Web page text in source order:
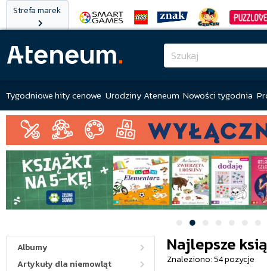
Strefa marek
Tygodniowe hity cenowe Urodziny Ateneum Nowości tygodnia
Albumy
Artykuły dla niemowląt
Najlepsze
Znaleziono: 54 pozycje